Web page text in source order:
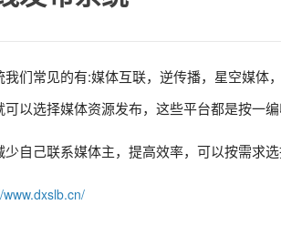
们常见的有:媒体互联，逆传播，星空媒
以选择媒体资源发布，这些平台都是按一
自己联系媒体主，提高效率，可以按需求选